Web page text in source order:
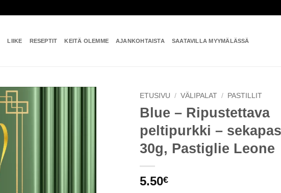
LIIKE RESEPTIT KEITÄ OLEMME AJANKOHTAISTA SAATAVILLA MYYMÄLÄSSÄ
ETUSIVU / VÄLIPALAT / PASTILLIT
Blue – Ripustettava
peltipurkki –
30g, Pastiglie Leone
5.50€